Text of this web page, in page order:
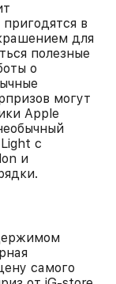
в
для
полезные
о
могут
Apple
с
и
самого